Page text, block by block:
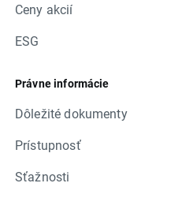
Ceny akcií
ESG
Právne informácie
Dôležité dokumenty
Prístupnosť
Sťažnosti